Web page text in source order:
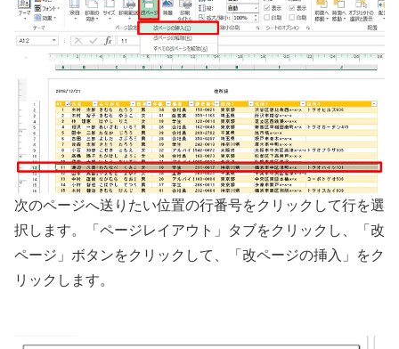
次のページへ送りたい位置の行番号をクリックして行を選
択します。「ページレイアウト」タブをクリックし、「改
ページ」ボタンをクリックして、「改ページの挿入」をク
リックします。